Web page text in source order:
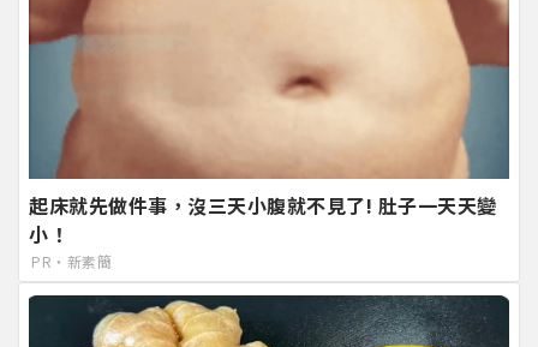
起床就先做件事，沒三天小腹就不見了! 肚子一天天變
小！
PR・新素簡